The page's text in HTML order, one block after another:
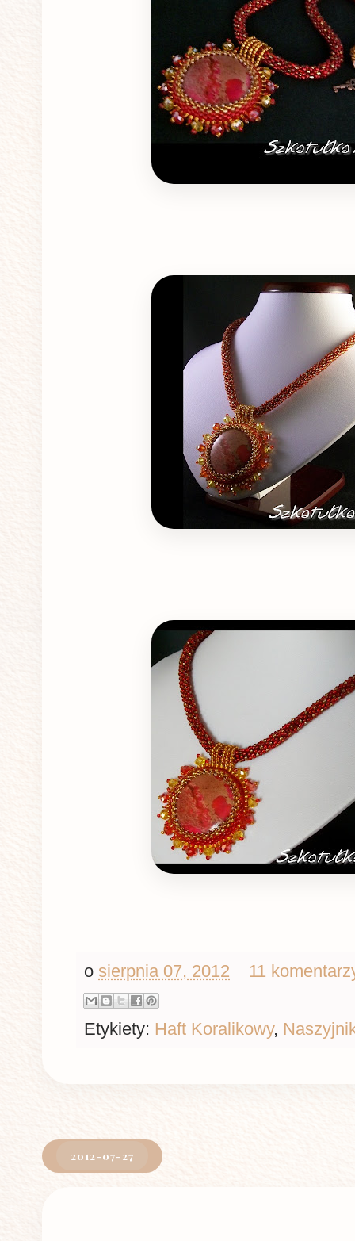
o sierpnia 07, 2012 11
Etykiety: Haft Koralikowy,
2012-07-27